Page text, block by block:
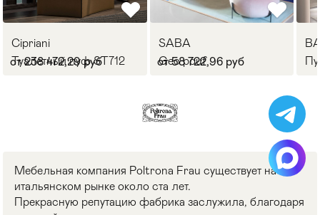
Cipriani
Туалетный пуф ST712
от 238 472,29 руб
SABA
Geo pouf
от 58 722,96 руб
Мебельная компания Poltrona Frau существует на
итальянском рынке около ста лет.
Прекрасную репутацию фабрика заслужила, благодаря